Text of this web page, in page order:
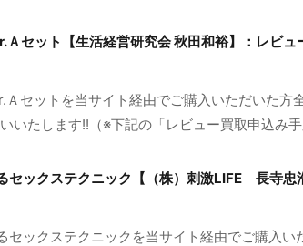
セット【生活経営研究会 秋田和裕】：レビュ
セットを当サイト経由でご購入いただいた方
いたします!!（※下記の「レビュー買取申込み
セックステクニック【（株）刺激LIFE 長寺忠
セックステクニックを当サイト経由でご購入い